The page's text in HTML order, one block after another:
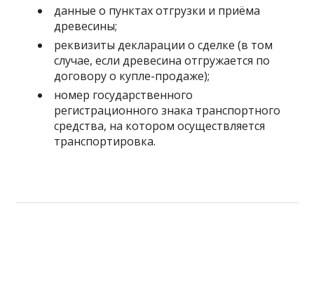
данные о пунктах отгрузки и приёма
древесины;
реквизиты декларации о сделке (в том
случае, если древесина отгружается по
договору о купле-продаже);
номер государственного
регистрационного знака транспортного
средства, на котором осуществляется
транспортировка.